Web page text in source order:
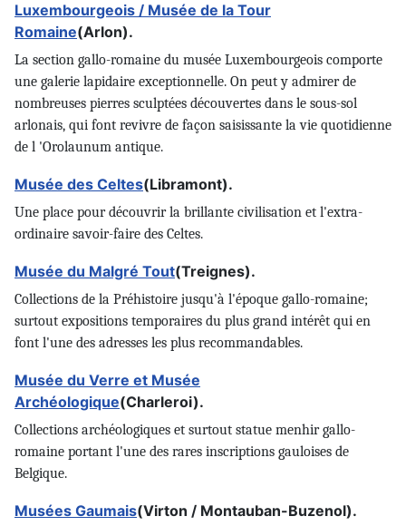
Luxembourgeois / Musée de la Tour
Romaine(Arlon).
La section gallo-romaine du musée Luxembourgeois comporte
une galerie lapidaire exceptionnelle. On peut y admirer de
nombreuses pierres sculptées découvertes dans le sous-sol
arlonais, qui font revivre de façon saisissante la vie quotidienne
de l 'Orolaunum antique.
Musée des Celtes(Libramont).
Une place pour découvrir la brillante civilisation et l'extra-
ordinaire savoir-faire des Celtes.
Musée du Malgré Tout(Treignes).
Collections de la Préhistoire jusqu'à l'époque gallo-romaine;
surtout expositions temporaires du plus grand intérêt qui en
font l'une des adresses les plus recommandables.
Musée du Verre et Musée
Archéologique(Charleroi).
Collections archéologiques et surtout statue menhir gallo-
romaine portant l'une des rares inscriptions gauloises de
Belgique.
Musées Gaumais(Virton / Montauban-Buzenol).